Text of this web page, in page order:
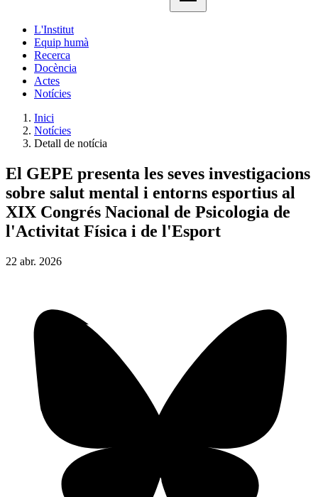
L'Institut
Equip humà
Recerca
Docència
Actes
Notícies
Inici
Notícies
Detall de notícia
El GEPE presenta les seves investigacions
sobre salut mental i entorns esportius al
XIX Congrés Nacional de Psicologia de
l'Activitat Física i de l'Esport
22 abr. 2026